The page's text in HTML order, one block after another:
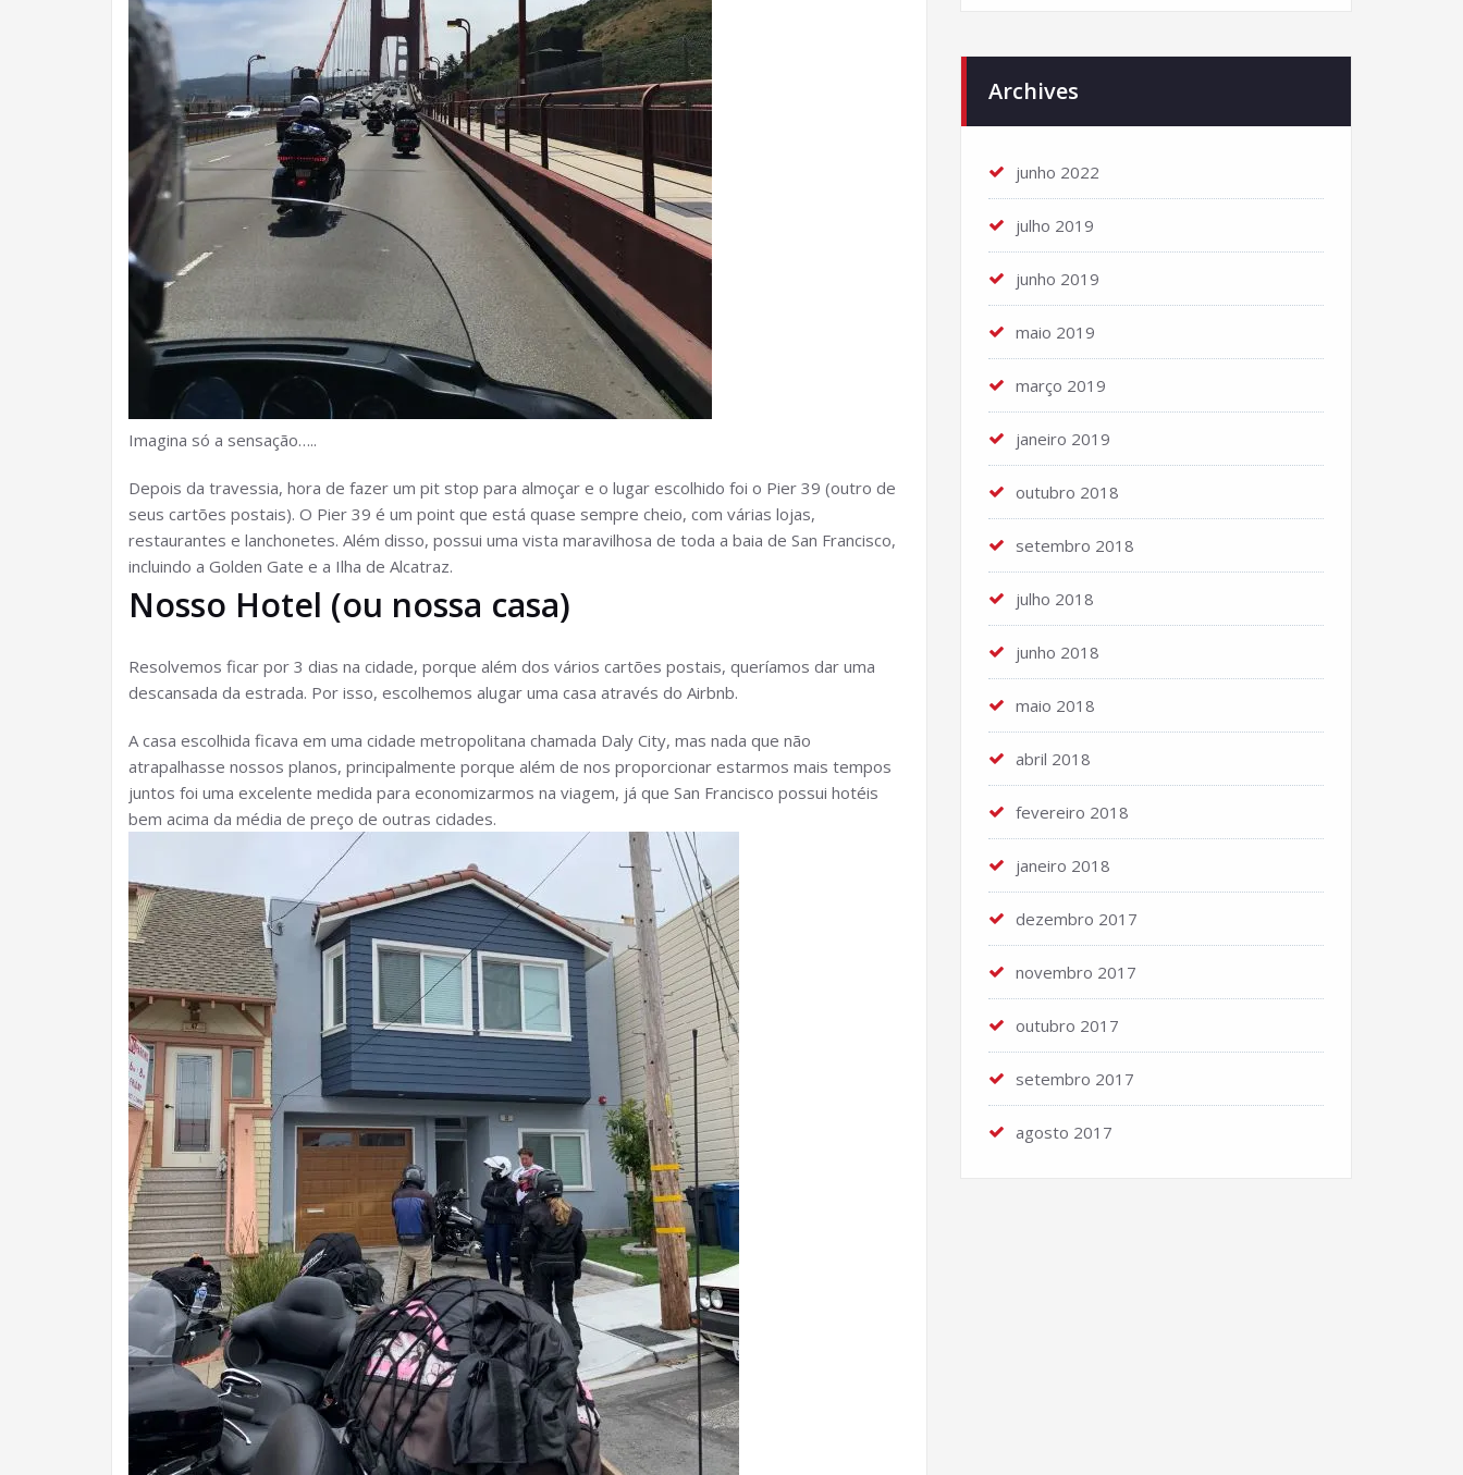
Imagina só a sensação…..
Depois da travessia, hora de fazer um pit stop para almoçar e o lugar escolhido foi o Pier 39 (outro de
seus cartões postais). O Pier 39 é um point que está quase sempre cheio, com várias lojas,
restaurantes e lanchonetes. Além disso, possui uma vista maravilhosa de toda a baia de San Francisco,
incluindo a Golden Gate e a Ilha de Alcatraz.
Nosso Hotel (ou nossa casa)
Resolvemos ficar por 3 dias na cidade, porque além dos vários cartões postais, queríamos dar uma
descansada da estrada. Por isso, escolhemos alugar uma casa através do Airbnb.
A casa escolhida ficava em uma cidade metropolitana chamada Daly City, mas nada que não
atrapalhasse nossos planos, principalmente porque além de nos proporcionar estarmos mais tempos
juntos foi uma excelente medida para economizarmos na viagem, já que San Francisco possui hotéis
bem acima da média de preço de outras cidades.
Archives
junho 2022
julho 2019
junho 2019
maio 2019
março 2019
janeiro 2019
outubro 2018
setembro 2018
julho 2018
junho 2018
maio 2018
abril 2018
fevereiro 2018
janeiro 2018
dezembro 2017
novembro 2017
outubro 2017
setembro 2017
agosto 2017